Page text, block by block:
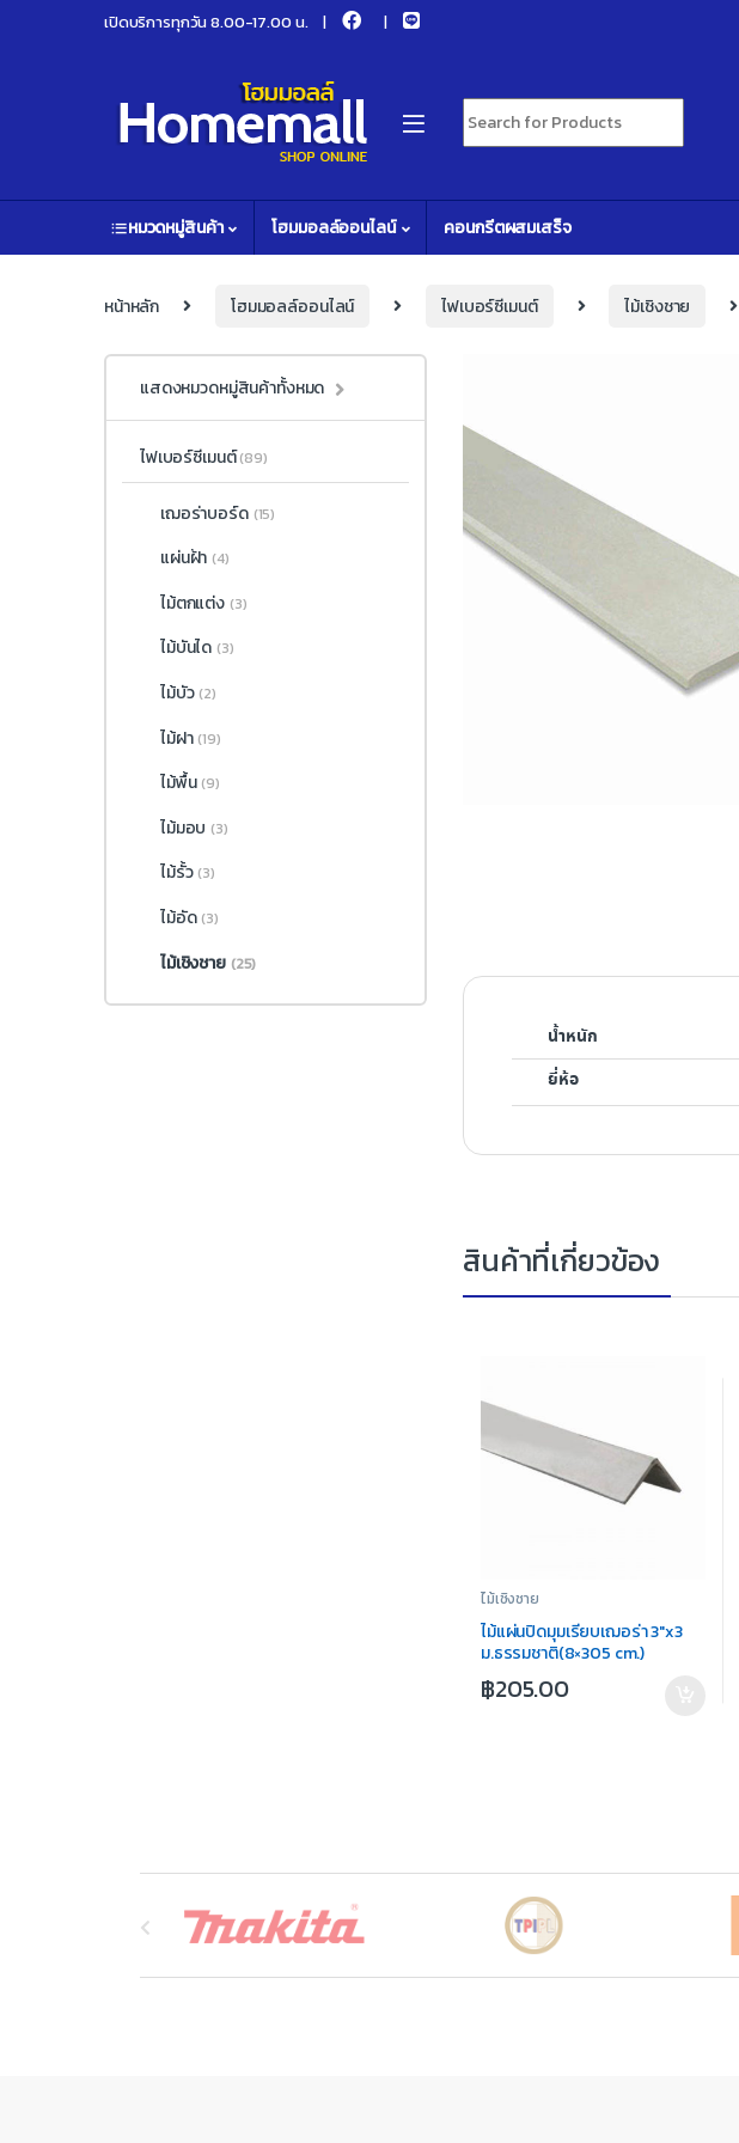
Skip to navigation
Skip to contentเปิดบริการทุกวัน 8.00-17.00 น.
Search for:
หมวดหมู่สินค้า โฮมมอลล์ออนไลน์ คอนกรีตผสมเสร็จ
หน้าหลัก โฮมมอลล์ออนไลน์ ไฟเบอร์ซีเมนต์ ไม้เชิงชาย
น้ำหนัก
ยี่ห้อ
สินค้าที่เกี่ยวข้อง
ไม้เชิงชาย
ไม้แผ่นปิดมุมเรียบเฌอร่า 3″x3
ม.ธรรมชาติ(8×305 cm.)
฿205.00
แสดงหมวดหมู่สินค้าทั้งหมด
ไฟเบอร์ซีเมนต์(89)
เฌอร่าบอร์ด (15)
แผ่นฝ้า (4)
ไม้ตกแต่ง (3)
ไม้บันได (3)
ไม้บัว (2)
ไม้ฝา (19)
ไม้พื้น (9)
ไม้มอบ (3)
ไม้รั้ว (3)
ไม้อัด (3)
ไม้เชิงชาย (25)